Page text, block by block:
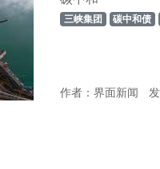
三峡集团 碳中和债
作者：界面新闻